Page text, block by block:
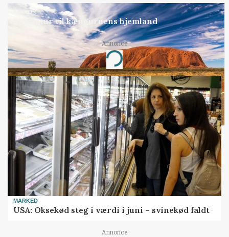
KULTUR
Studietur til kænguruens hjemland
Annonce
Loading...
MARKED
USA: Oksekød steg i værdi i juni – svinekød faldt
Annonce